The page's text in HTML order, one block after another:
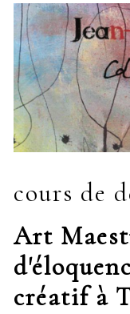
cours de
Art
créatif à